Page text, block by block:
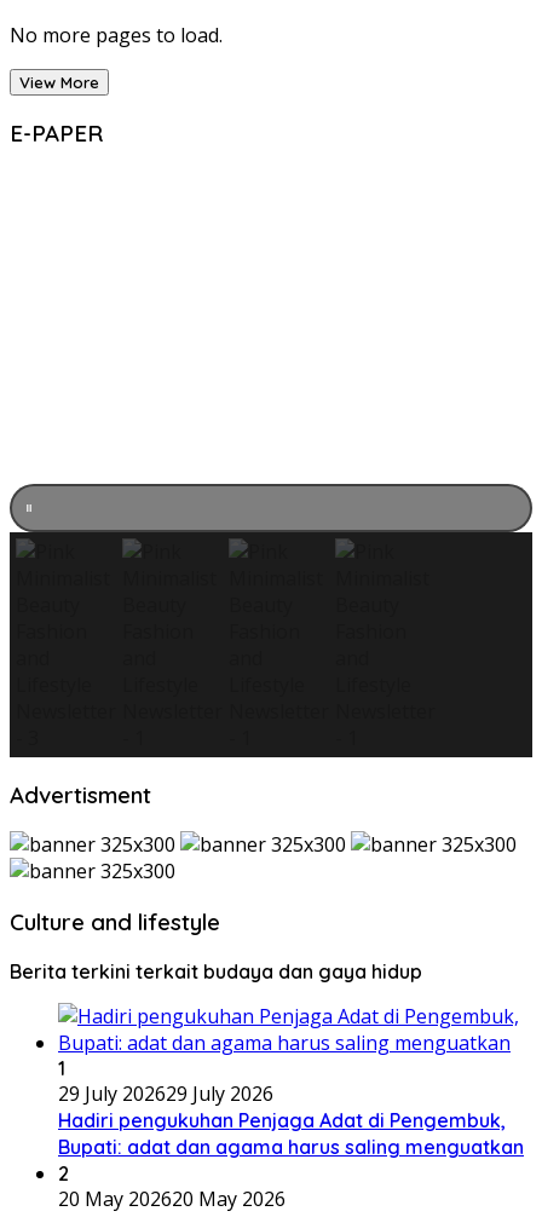
No more pages to load.
View More
E-PAPER
Advertisment
Culture and lifestyle
Berita terkini terkait budaya dan gaya hidup
1
29 July 202629 July 2026
Hadiri pengukuhan Penjaga Adat di Pengembuk,
Bupati: adat dan agama harus saling menguatkan
2
20 May 202620 May 2026